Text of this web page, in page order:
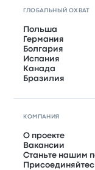
ГЛОБАЛЬНЫЙ ОХВАТ
Польша
Германия
Болгария
Испания
Канада
Бразилия
КОМПАНИЯ
О проекте
Вакансии
Станьте нашим